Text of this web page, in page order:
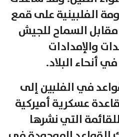
الفلبينية على قمع
مقابل السماح للجيش
والإمدادات
في الفلبين إلى
سلسلة تتألف من 313 قاعدة عسكرية أميركية
التي نشرها